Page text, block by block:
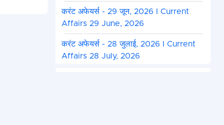
करंट अफेयर्स - 29 जून, 2026 I Current
Affairs 29 June, 2026
करंट अफेयर्स - 28 जुलाई, 2026 I Current
Affairs 28 July, 2026